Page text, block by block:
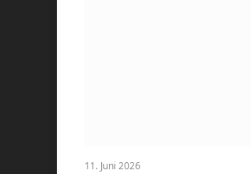
11. Juni 2026